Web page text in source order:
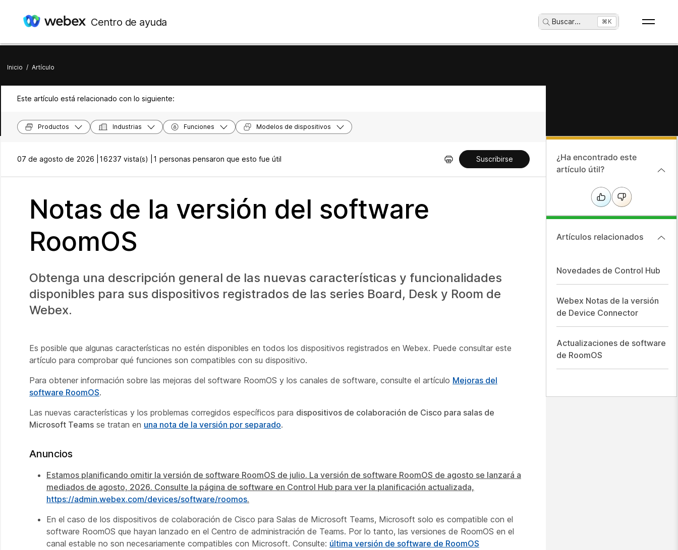
Centro de ayuda Buscar... ⌘K
Inicio / Artículo
Este artículo está relacionado con lo siguiente:
Productos Industrias Funciones Modelos de dispositivos
07 de agosto de 2026 | 16237 vista(s) | 1 personas pensaron que esto fue útil Suscribirse
Notas de la versión del software
RoomOS
Obtenga una descripción general de las nuevas características y funcionalidades
disponibles para sus dispositivos registrados de las series Board, Desk y Room de
Webex.
Es posible que algunas características no estén disponibles en todos los dispositivos registrados en Webex. Puede consultar este
artículo para comprobar qué funciones son compatibles con su dispositivo.
Para obtener información sobre las mejoras del software RoomOS y los canales de software, consulte el artículo Mejoras del
software RoomOS.
Las nuevas características y los problemas corregidos específicos para dispositivos de colaboración de Cisco para salas de
Microsoft Teams se tratan en una nota de la versión por separado.
Anuncios
Estamos planificando omitir la versión de software RoomOS de julio. La versión de software RoomOS de agosto se lanzará a
mediados de agosto, 2026. Consulte la página de software en Control Hub para ver la planificación actualizada,
https://admin.webex.com/devices/software/roomos.
En el caso de los dispositivos de colaboración de Cisco para Salas de Microsoft Teams, Microsoft solo es compatible con el
software RoomOS que hayan lanzado en el Centro de administración de Teams. Por lo tanto, las versiones de RoomOS en el
canal estable no son necesariamente compatibles con Microsoft. Consulte: última versión de software de RoomOS
¿Ha encontrado este
artículo útil?
Artículos relacionados
Novedades de Control Hub
Webex Notas de la versión
de Device Connector
Actualizaciones de software
de RoomOS